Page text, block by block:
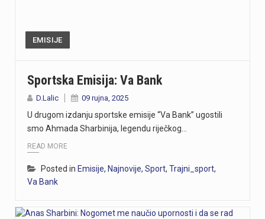
EMISIJE
Sportska Emisija: Va Bank
D.Lalic 09 rujna, 2025
U drugom izdanju sportske emisije “Va Bank” ugostili
smo Ahmada Sharbinija, legendu riječkog…
READ MORE
Posted in Emisije, Najnovije, Sport, Trajni_sport,
Va Bank